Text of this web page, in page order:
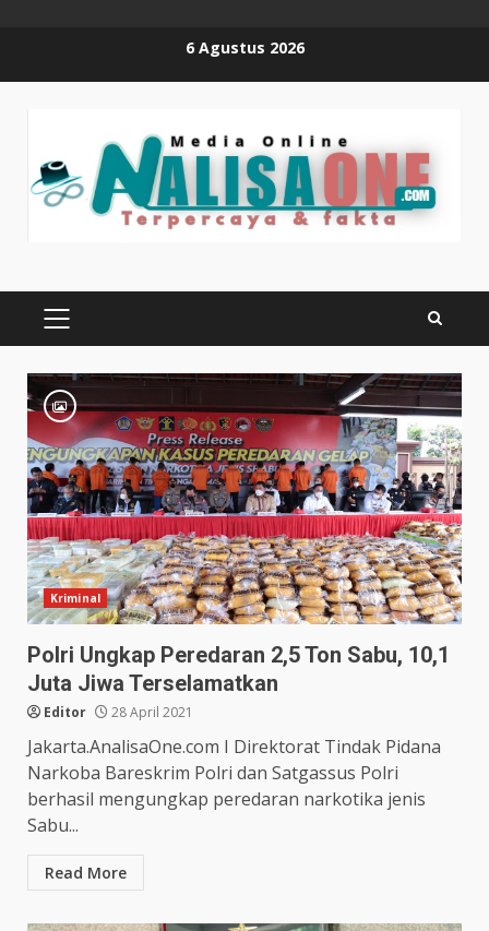
6 Agustus 2026
PRIMARY
Kriminal
Polri Ungkap Peredaran 2,5 Ton Sabu, 10,1
Juta Jiwa Terselamatkan
Editor 28 April 2021
Jakarta.AnalisaOne.com I Direktorat Tindak Pidana
Narkoba Bareskrim Polri dan Satgassus Polri
berhasil mengungkap peredaran narkotika jenis
Sabu...
Read More